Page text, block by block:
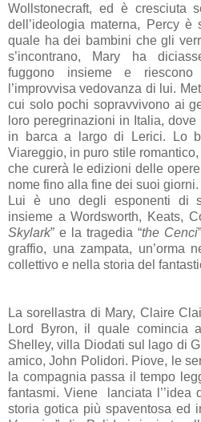
Wollstonecraft, ed è cresciuta
dell’ideologia materna, Percy è
quale ha dei bambini che gli
s’incontrano, Mary ha
fuggono insieme e
l’improvvisa vedovanza di lui.
cui solo pochi sopravvivono ai
loro peregrinazioni in Italia,
in barca a largo di Lerici. Lo
Viareggio, in puro stile
che curerà le edizioni delle
nome fino alla fine dei suoi giorni.
Lui è uno degli esponenti di
insieme a Wordsworth, Keats,
Skylark” e la tragedia “the Cenci
graffio, una zampata, un’orma
collettivo e nella storia del
La sorellastra di Mary, Claire
Lord Byron, il quale comincia
Shelley, villa Diodati sul lago di
amico, John Polidori. Piove, le
la compagnia passa il tempo
fantasmi. Viene lanciata
storia gotica più spaventosa ed